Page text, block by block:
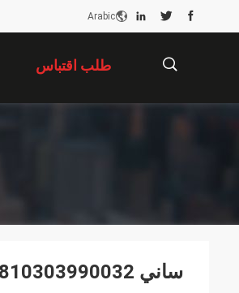
Arabic
طلب اقتباس
ساني A810303990032 دبابيس أسنان دلو حفارة ⅢSY300.3.10